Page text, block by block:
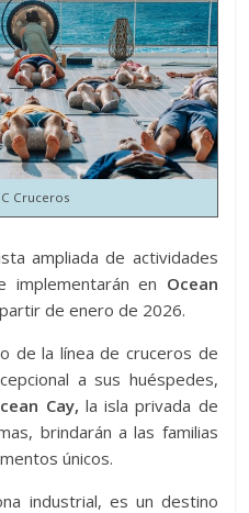
Cruceros
ampliada de actividades
implementarán en Ocean
de enero de 2026.
de la línea de cruceros de
a sus huéspedes,
Cay, la isla privada de
brindarán a las familias
únicos.
industrial, es un destino